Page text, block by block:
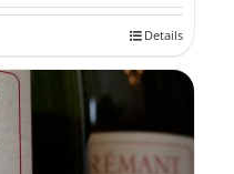
Details